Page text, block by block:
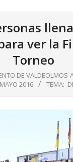
ver la
Torneo
DE VALDEOLMOS-
2016 TEMA: